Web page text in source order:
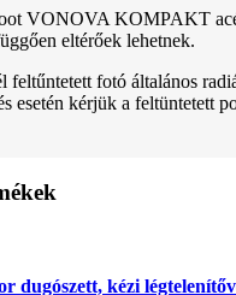
VONOVA KOMPAKT
eltérőek lehetnek.
feltűntetett fotó általános
esetén kérjük a feltüntetett
dugószett, kézi